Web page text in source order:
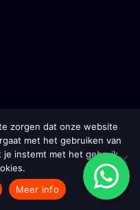
zorgen dat onze website
met het gebruiken van
je instemt met het gebruik
Meer info